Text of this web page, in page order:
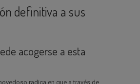
definitiva a sus
acogerse a esta
radica en que a través de